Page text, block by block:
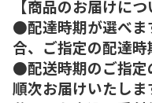
【商品のお届けにつ
●配達時期が選べま
合、ご指定の配達時
●配送時期のご指定
順次お届けいたし